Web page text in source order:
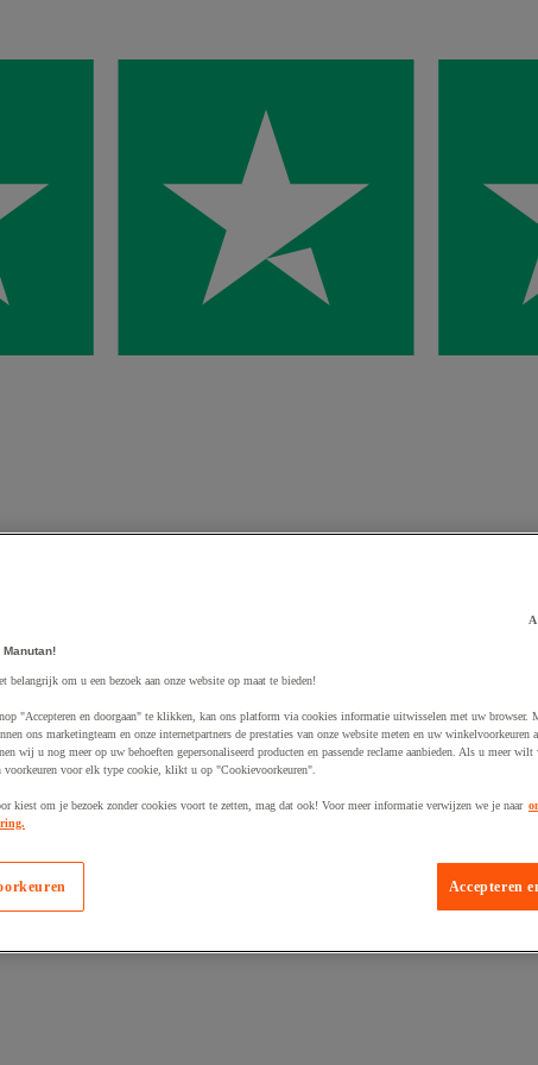
aan winkelwagen
belangrijk om u een bezoek aan onze website op maat te bieden!
"Accepteren en doorgaan" te klikken, kan ons platform via cookies informatie uitwisselen met uw browser.
ons marketingteam en onze internetpartners de prestaties van onze website meten en uw winkelvoorkeuren
wij u nog meer op uw behoeften gepersonaliseerd producten en passende reclame aanbieden. Als u meer wilt
voorkeuren voor elk type cookie, klikt u op "Cookievoorkeuren".
kiest om je bezoek zonder cookies voort te zetten, mag dat ook! Voor meer informatie verwijzen we je naar
Accepteren